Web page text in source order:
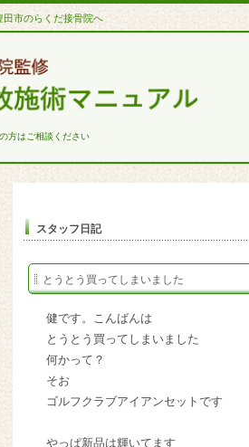
市のらくだ接骨院へ
方はご相談ください
スタッフ日記
とうとう買ってしまいました
健です。こんばんは
とうとう買ってしまいました
何かって？
そお
ゴルフクラブアイアンセットです
やっぱ新品は輝いてます